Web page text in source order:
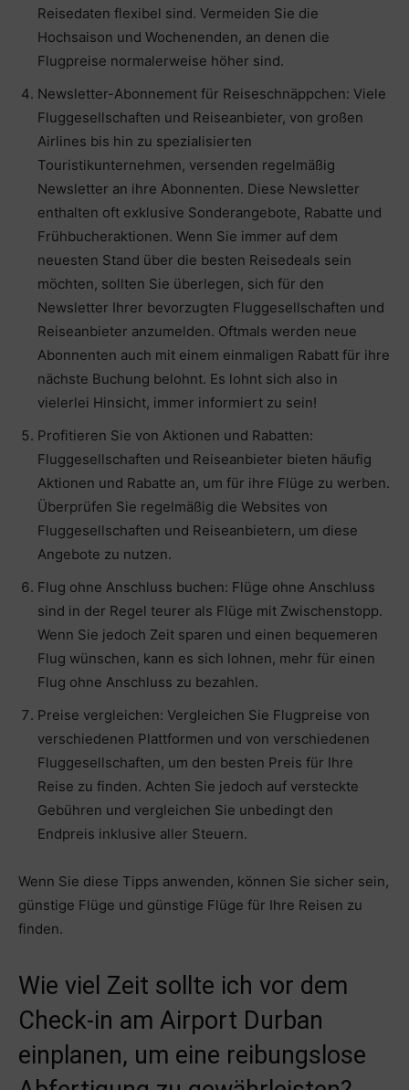
Reisedaten flexibel sind. Vermeiden Sie die
Hochsaison und Wochenenden, an denen die
Flugpreise normalerweise höher sind.
Newsletter-Abonnement für Reiseschnäppchen: Viele
Fluggesellschaften und Reiseanbieter, von großen
Airlines bis hin zu spezialisierten
Touristikunternehmen, versenden regelmäßig
Newsletter an ihre Abonnenten. Diese Newsletter
enthalten oft exklusive Sonderangebote, Rabatte und
Frühbucheraktionen. Wenn Sie immer auf dem
neuesten Stand über die besten Reisedeals sein
möchten, sollten Sie überlegen, sich für den
Newsletter Ihrer bevorzugten Fluggesellschaften und
Reiseanbieter anzumelden. Oftmals werden neue
Abonnenten auch mit einem einmaligen Rabatt für ihre
nächste Buchung belohnt. Es lohnt sich also in
vielerlei Hinsicht, immer informiert zu sein!
Profitieren Sie von Aktionen und Rabatten:
Fluggesellschaften und Reiseanbieter bieten häufig
Aktionen und Rabatte an, um für ihre Flüge zu werben.
Überprüfen Sie regelmäßig die Websites von
Fluggesellschaften und Reiseanbietern, um diese
Angebote zu nutzen.
Flug ohne Anschluss buchen: Flüge ohne Anschluss
sind in der Regel teurer als Flüge mit Zwischenstopp.
Wenn Sie jedoch Zeit sparen und einen bequemeren
Flug wünschen, kann es sich lohnen, mehr für einen
Flug ohne Anschluss zu bezahlen.
Preise vergleichen: Vergleichen Sie Flugpreise von
verschiedenen Plattformen und von verschiedenen
Fluggesellschaften, um den besten Preis für Ihre
Reise zu finden. Achten Sie jedoch auf versteckte
Gebühren und vergleichen Sie unbedingt den
Endpreis inklusive aller Steuern.
Wenn Sie diese Tipps anwenden, können Sie sicher sein,
günstige Flüge und günstige Flüge für Ihre Reisen zu
finden.
Wie viel Zeit sollte ich vor dem
Check-in am Airport Durban
einplanen, um eine reibungslose